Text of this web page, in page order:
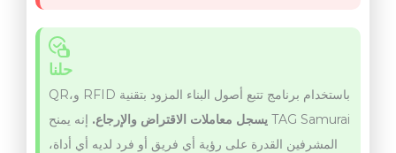
حلنا
باستخدام برنامج تتبع أصول البناء المزود بتقنية RFID وQR،
TAG Samurai يسجل معاملات الاقتراض والإرجاع.إنه يمنح
المشرفين القدرة على رؤية أي فريق أو فرد لديه أي أداة،